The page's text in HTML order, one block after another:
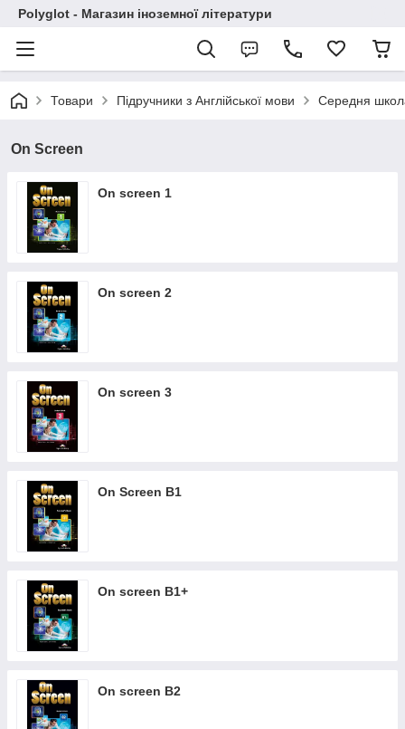
Polyglot - Магазин іноземної літератури
Товари Підручники з Англійської мови Середня
On Screen
On screen 1
On screen 2
On screen 3
On Screen B1
On screen B1+
On screen B2